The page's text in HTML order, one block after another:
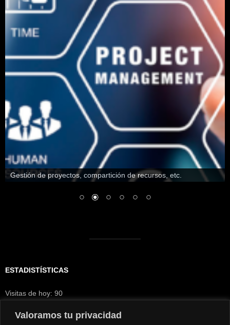
Valoramos tu privacidad
Gestión de proyectos, compartición de recursos, etc.
ESTADISTÍSTICAS
Visitas de hoy: 90
Visitantes hoy:6
Visitas de ayer:1.075
Visitantes de ayer:170